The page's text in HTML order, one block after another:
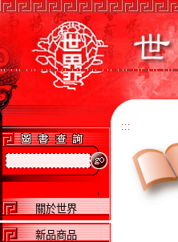
關於世界
新品商品
:::